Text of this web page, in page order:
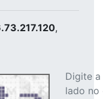
,
Digite
lado no